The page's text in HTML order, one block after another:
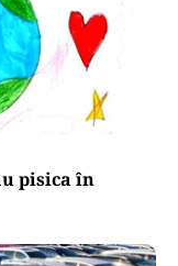
pisica în